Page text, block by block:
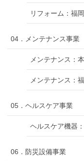
リフォーム：福
04．メンテナンス事業
メンテナンス：
メンテナンス：
05．ヘルスケア事業
ヘルスケア機器
06．防災設備事業